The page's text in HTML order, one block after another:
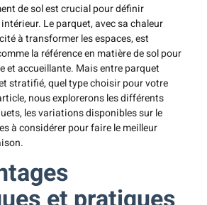
de sol est crucial pour définir
Le parquet, avec sa chaleur
à transformer les espaces, est
la référence en matière de sol pour
et accueillante. Mais entre parquet
stratifié, quel type choisir pour votre
nous explorerons les différents
les variations disponibles sur le
à considérer pour faire le meilleur